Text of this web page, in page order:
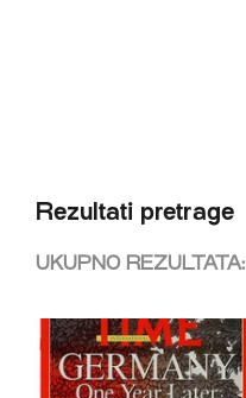
Rezultati pretrage
UKUPNO REZULTATA: